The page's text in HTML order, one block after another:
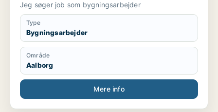
Jeg søger job som bygningsarbejder
Type
Bygningsarbejder
Område
Aalborg
Mere info